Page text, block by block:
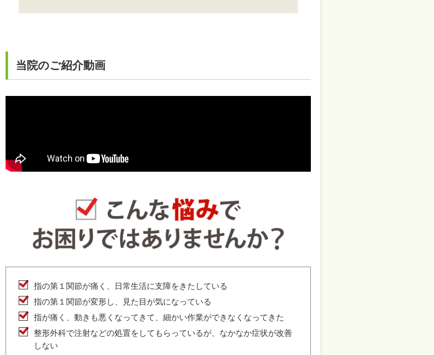
当院のご紹介動画
指の第１関節が痛く、日常生活に支障をきたしている
指の第１関節が変形し、見た目が気になっている
指が痛く、動きも悪くなってきて、細かい作業ができなくなってきた
整形外科で注射などの処置をしてもらっているが、なかなか症状が改善
しない